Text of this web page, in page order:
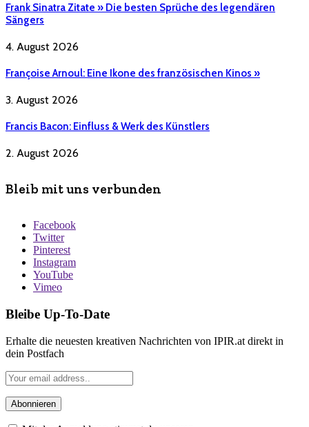
Frank Sinatra Zitate » Die besten Sprüche des legendären
Sängers
4. August 2026
Françoise Arnoul: Eine Ikone des französischen Kinos »
3. August 2026
Francis Bacon: Einfluss & Werk des Künstlers
2. August 2026
Bleib mit uns verbunden
Facebook
Twitter
Pinterest
Instagram
YouTube
Vimeo
Bleibe Up-To-Date
Erhalte die neuesten kreativen Nachrichten von IPIR.at direkt in
dein Postfach